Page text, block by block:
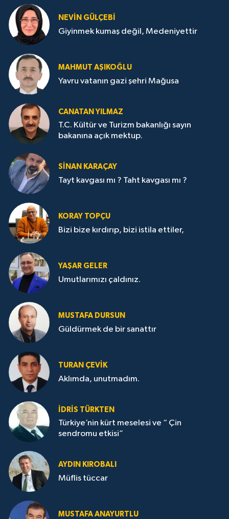
NEVİN GÜLÇEBİ
Giyinmek kumaş değil, Medeniyettir
MAHMUT AŞIKOĞLU
Yavru vatanın gazi şehri Mağusa
CANATAN YILMAZ
T.C. Kültür ve Turizm bakanlığı sayın
bakanına açık mektup.
SİNAN KARAÇAY
Tayt kavgası mı ? Taht kavgası mı ?
KORAY TOPÇU
Bizi bize kırdırıp, bizi istila ettiler,
YAŞAR GELER
Umutlarımızı çaldınız.
MUSTAFA DURSUN
Güldürmek de bir sanattır
TURAN ÇEVİK
Aklımda, unutmadım.
İDRİS TÜRKTEN
Türkiye’nin kürt meselesi ve “ Çin
sendromu etkisi”
AYDIN KIROBALI
Müflis tüccar
MUSTAFA ANAYURTLU